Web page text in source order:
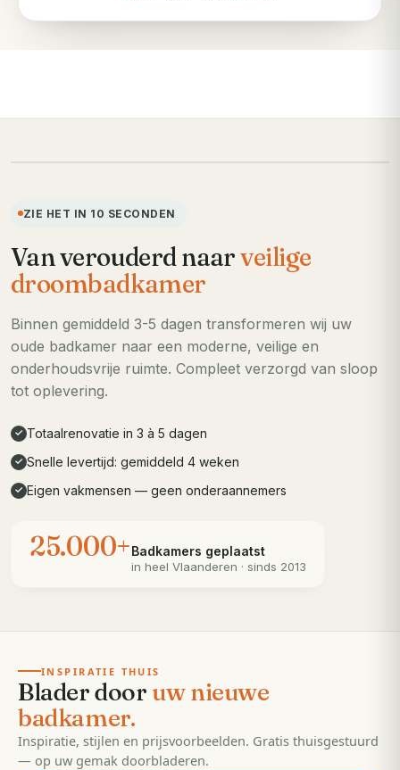
ZIE HET IN 10 SECONDEN
Van verouderd naarveilige
droombadkamer
Binnen gemiddeld 3-5 dagen transformeren wij uw
oude badkamer naar een moderne, veilige en
onderhoudsvrije ruimte. Compleet verzorgd van sloop
tot oplevering.
✓ Totaalrenovatie in 3 à 5 dagen
✓ Snelle levertijd: gemiddeld 4 weken
✓ Eigen vakmensen — geen onderaannemers
25.000+Badkamers geplaatst
in heel Vlaanderen · sinds 2013
EDITIE2026· 55 pagina's
INSPIRATIE THUIS
Blader door uw nieuwe
badkamer.
Inspiratie, stijlen en prijsvoorbeelden. Gratis thuisgestuurd
— op uw gemak doorbladeren.